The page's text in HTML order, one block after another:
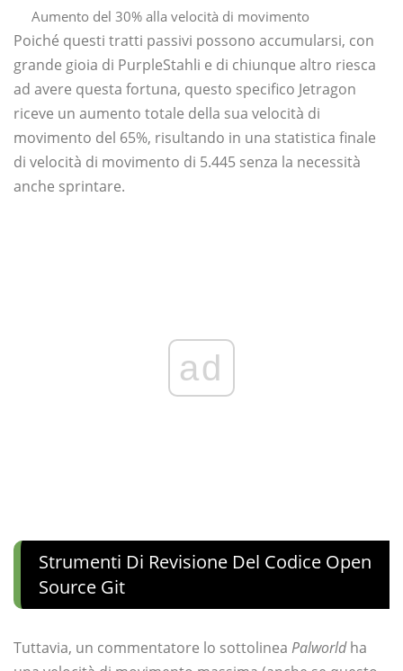
Aumento del 30% alla velocità di movimento
Poiché questi tratti passivi possono accumularsi, con
grande gioia di PurpleStahli e di chiunque altro riesca
ad avere questa fortuna, questo specifico Jetragon
riceve un aumento totale della sua velocità di
movimento del 65%, risultando in una statistica finale
di velocità di movimento di 5.445 senza la necessità
anche sprintare.
ad
Strumenti Di Revisione Del Codice Open
Source Git
Tuttavia, un commentatore lo sottolinea Palworldha